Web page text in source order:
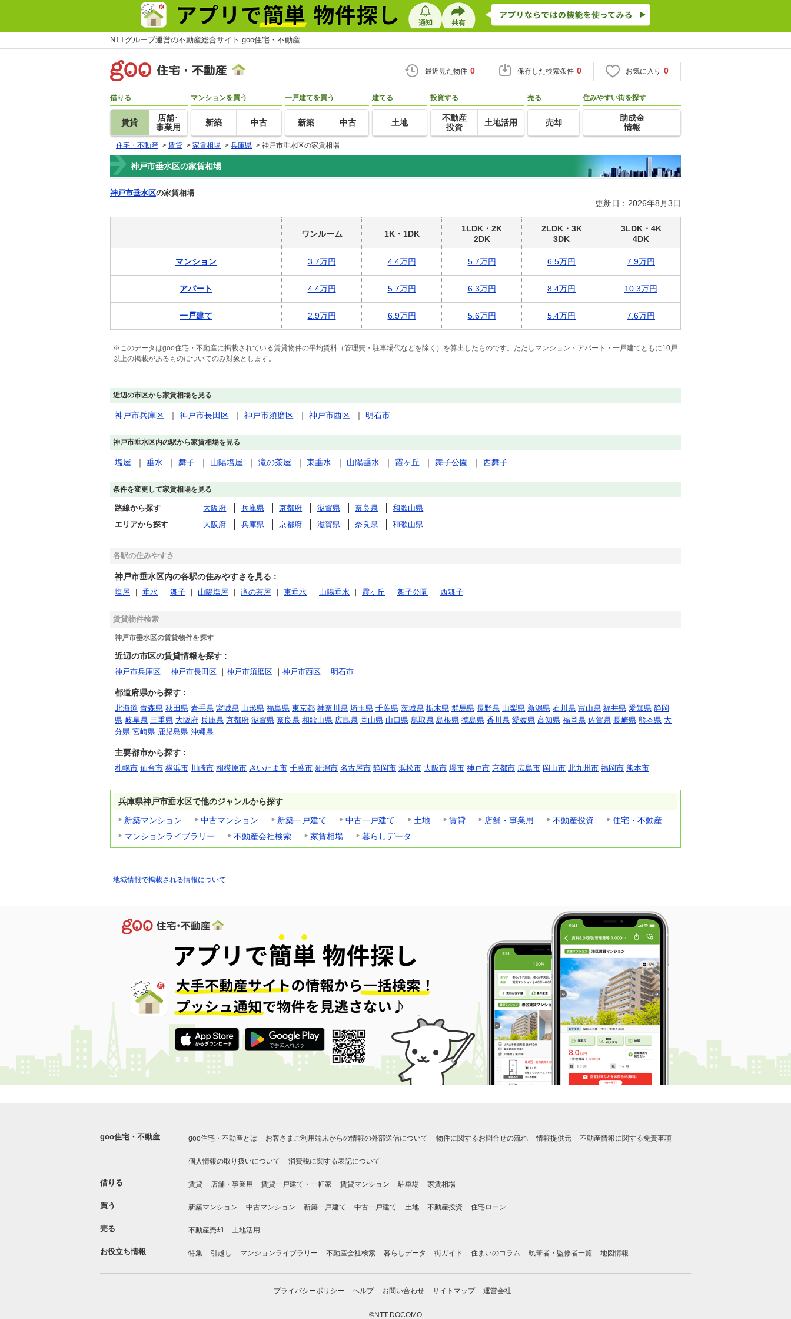
NTTグループ運営の不動産総合サイト goo住宅・不動産
最近見た物件 0 保存した検索条件 0 お気に入り 0
借りる
賃貸
店舗･
事業用
マンションを買う
新築 中古
一戸建てを買う
新築 中古
建てる
土地
投資する
不動産
投資
土地活用
売る
売却
住みやすい街を探す
助成金
情報
住宅・不動産 > 賃貸 > 家賃相場 > 兵庫県 > 神戸市垂水区の家賃相場
神戸市垂水区の家賃相場
神戸市垂水区の家賃相場
更新日：2026年8月3日
ワンルーム 1K・1DK
1LDK・2K
2DK
2LDK・3K
3DK
3LDK・4K
4DK
マンション 3.7万円 4.4万円 5.7万円 6.5万円 7.9万円
アパート 4.4万円 5.7万円 6.3万円 8.4万円 10.3万円
一戸建て 2.9万円 6.9万円 5.6万円 5.4万円 7.6万円
※このデータはgoo住宅・不動産に掲載されている賃貸物件の平均賃料（管理費・駐車場代などを除く）を算出したものです。ただしマンション・アパート・一戸建てともに10戸
以上の掲載があるものについてのみ対象とします。
近辺の市区から家賃相場を見る
神戸市兵庫区 ｜ 神戸市長田区 ｜ 神戸市須磨区 ｜ 神戸市西区 ｜ 明石市
神戸市垂水区内の駅から家賃相場を見る
塩屋 ｜ 垂水 ｜ 舞子 ｜ 山陽塩屋 ｜ 滝の茶屋 ｜ 東垂水 ｜ 山陽垂水 ｜ 霞ヶ丘 ｜ 舞子公園 ｜ 西舞子
条件を変更して家賃相場を見る
路線から探す 大阪府 兵庫県 京都府 滋賀県 奈良県
和歌山県
エリアから探す
大阪府 兵庫県 京都府 滋賀県 奈良県 和歌山県
各駅の住みやすさ
神戸市垂水区内の各駅の住みやすさを見る :
塩屋 ｜ 垂水 ｜ 舞子 ｜ 山陽塩屋 ｜ 滝の茶屋 ｜ 東垂水 ｜ 山陽垂水 ｜ 霞ヶ丘 ｜ 舞子公園 ｜ 西舞子
賃貸物件検索
神戸市垂水区の賃貸物件を探す
近辺の市区の賃貸情報を探す :
神戸市兵庫区 ｜ 神戸市長田区 ｜ 神戸市須磨区 ｜ 神戸市西区 ｜ 明石市
都道府県から探す :
北海道 青森県 秋田県 岩手県 宮城県 山形県 福島県 東京都 神奈川県 埼玉県 千葉県 茨城県 栃木県 群馬県 長野県 山梨県 新潟県 石川県 富山県 福井県 愛知県 静岡
県 岐阜県 三重県 大阪府 兵庫県 京都府 滋賀県 奈良県 和歌山県 広島県 岡山県 山口県 鳥取県 島根県 徳島県 香川県 愛媛県 高知県 福岡県 佐賀県 長崎県 熊本県 大
分県 宮崎県 鹿児島県 沖縄県
主要都市から探す :
札幌市 仙台市 横浜市 川崎市 相模原市 さいたま市 千葉市 新潟市 名古屋市 静岡市 浜松市 大阪市 堺市 神戸市 京都市 広島市 岡山市 北九州市 福岡市 熊本市
兵庫県神戸市垂水区で他のジャンルから探す
新築マンション
中古マンション 新築一戸建て 中古一戸建て 土地 賃貸 店舗・事業用 不動産投資
住宅・不動産
マンションライブラリー
不動産会社検索 家賃相場 暮らしデータ
地域情報で掲載される情報について
goo住宅・不動産 goo住宅・不動産とは お客さまご利用端末からの情報の外部送信について 物件に関するお問合せの流れ 情報提供元 不動産情報に関する免責事項
個人情報の取り扱いについて 消費税に関する表記について
借りる 賃貸 店舗・事業用 賃貸一戸建て・一軒家 賃貸マンション 駐車場 家賃相場
買う 新築マンション 中古マンション 新築一戸建て 中古一戸建て 土地 不動産投資 住宅ローン
売る 不動産売却 土地活用
お役立ち情報 特集 引越し マンションライブラリー 不動産会社検索 暮らしデータ 街ガイド 住まいのコラム 執筆者・監修者一覧 地図情報
プライバシーポリシー ヘルプ お問い合わせ サイトマップ 運営会社
©NTT DOCOMO